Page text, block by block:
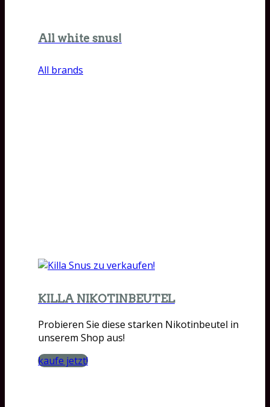
All white snus!
All brands
KILLA NIKOTINBEUTEL
Probieren Sie diese starken Nikotinbeutel in
unserem Shop aus!
kaufe jetzt!